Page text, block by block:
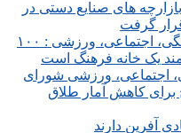
های صنایع دستی در
گرفت
پزشکپور رئیس کمیسیون فرهنگی، اجتماعی، ورزشی : ۱۰۰
یک خانه فرهنگ است
اجتماعی، ورزشی شورای
برای کاهش آمار طلاق
آفرین دارند